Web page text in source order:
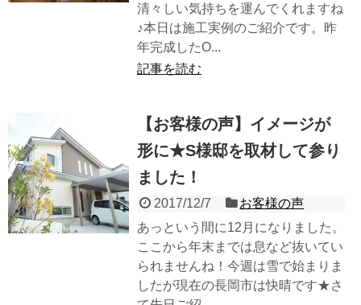
清々しい気持ちを運んでくれますね
♪本日は施工実例のご紹介です。昨
年完成したO...
記事を読む
【お客様の声】イメージが
形に★S様邸を取材して参り
ました！
2017/12/7
お客様の声
あっという間に12月になりました。
ここから年末までは息など抜いてい
られませんね！今週は雪で始まりま
したが現在の長岡市は快晴です★さ